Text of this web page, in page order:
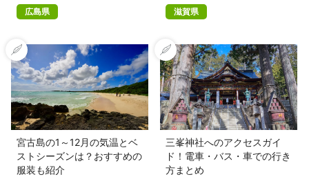
広島県
滋賀県
宮古島の1～12月の気温とベ
ストシーズンは？おすすめの
服装も紹介
三峯神社へのアクセスガイ
ド！電車・バス・車での行き
方まとめ